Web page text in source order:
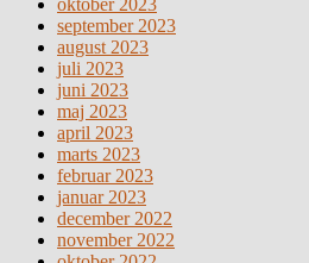
september 2023
august 2023
juli 2023
juni 2023
maj 2023
april 2023
marts 2023
februar 2023
januar 2023
december 2022
november 2022